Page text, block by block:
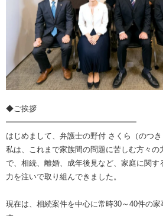
◆ご挨拶
━━━━━━━━━━━━━━━━━
はじめまして、弁護士の野付 さくら（のつき
私は、これまで家族間の問題に苦しむ方々の
で、相続、離婚、成年後見など、家庭に関す
力を注いで取り組んできました。
現在は、相続案件を中心に常時30～40件の家